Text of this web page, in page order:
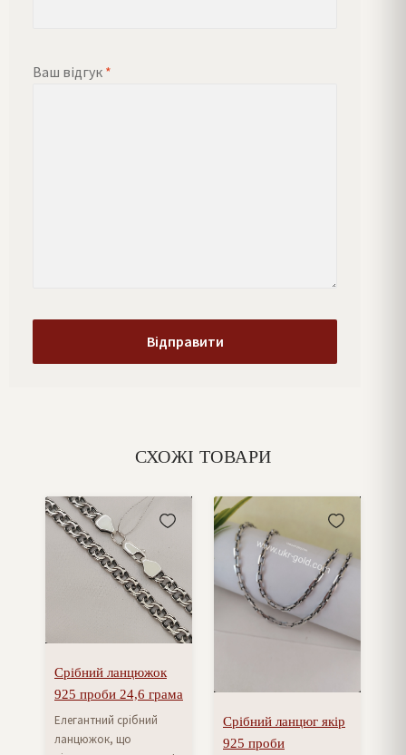
Ваш відгук *
СХОЖІ ТОВАРИ
Срібний ланцюжок
925 проби 24,6 грама
Елегантний срібний
ланцюжок, що
Срібний ланцюг якір
925 проби